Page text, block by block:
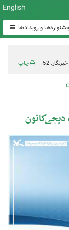
English
و رویدادها
خبرنگار: 52 چاپ